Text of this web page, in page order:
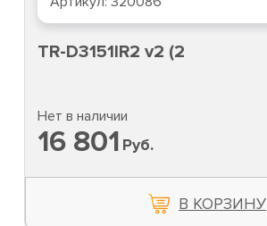
TR-D3151IR2 v2 (2
Нет в наличии
16 801 Руб.
В КОРЗИНУ